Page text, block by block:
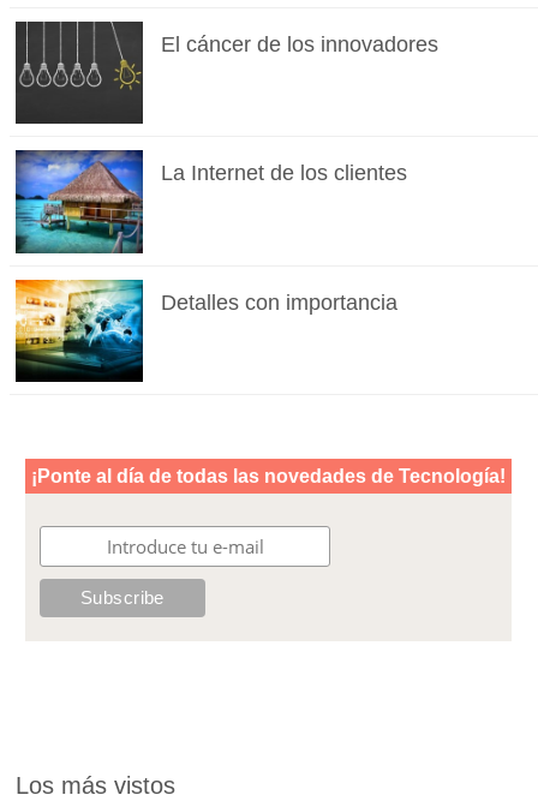
El cáncer de los innovadores
La Internet de los clientes
Detalles con importancia
Los más vistos